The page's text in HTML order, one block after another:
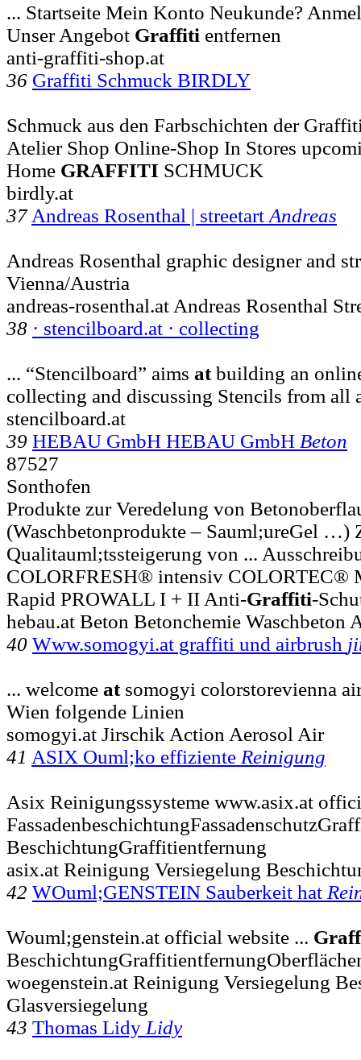
... Startseite Mein Konto Neukunde?
Unser Angebot Graffiti entfernen
anti-graffiti-shop.at
36 Graffiti Schmuck BIRDLY
Schmuck aus den Farbschichten der
Atelier Shop Online-Shop In Stores
Home GRAFFITI SCHMUCK
birdly.at
37 Andreas Rosenthal | streetart Andreas
Andreas Rosenthal graphic designer and
Vienna/Austria
andreas-rosenthal.at Andreas Rosenthal
38 · stencilboard.at · collecting
... “Stencilboard” aims atbuilding an
collecting and discussing Stencils from all
stencilboard.at
39 HEBAU GmbH HEBAU GmbH Beton
87527
Sonthofen
Produkte zur Veredelung von
(Waschbetonprodukte – Sauml;ureGel …)
Qualitauml;tssteigerung von ...
COLORFRESH® intensiv COLORTEC®
Rapid PROWALL I + II Anti-Graffiti-
hebau.at Beton Betonchemie Waschbeton
40 Www.somogyi.at graffiti und airbrush
... welcome atsomogyi colorstorevienna
Wien folgende Linien
somogyi.at Jirschik Action Aerosol Air
41 ASIX Ouml;ko effiziente Reinigung
Asix Reinigungssysteme www.asix.at
BeschichtungGraffitientfernung
asix.at Reinigung Versiegelung
42 WOuml;GENSTEIN Sauberkeit hat
Wouml;genstein.at official website ...
woegenstein.at Reinigung Versiegelung
Glasversiegelung
43 Thomas Lidy Lidy